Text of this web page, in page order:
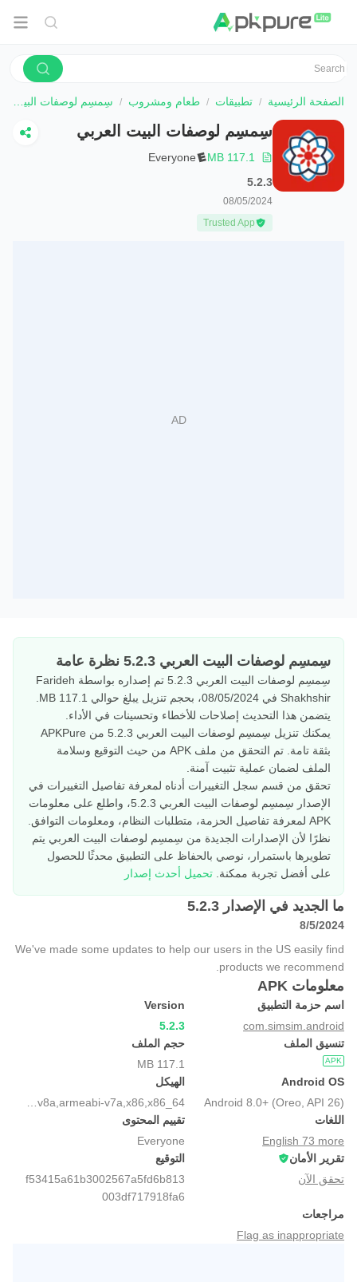
الصفحة الرئيسية تطبيقات طعام ومشروب سِمسِم لوصفات البيت العربي
سِمسِم لوصفات البيت العربي
117.1 MB
Everyone
5.2.3
08/05/2024
Trusted App
سِمسِم لوصفات البيت العربي 5.2.3 نظرة عامة
سِمسِم لوصفات البيت العربي 5.2.3 تم إصداره بواسطة Farideh
يتضمن هذا التحديث إصلاحات للأخطاء وتحسينات في الأداء.
يمكنك تنزيل سِمسِم لوصفات البيت العربي 5.2.3 من APKPure
بثقة تامة. تم التحقق من ملف APK من حيث التوقيع وسلامة
الملف لضمان عملية تثبيت آمنة.
تحقق من قسم سجل التغييرات أدناه لمعرفة تفاصيل التغييرات في
الإصدار سِمسِم لوصفات البيت العربي 5.2.3، واطلع على معلومات
APK لمعرفة تفاصيل الحزمة، متطلبات النظام، ومعلومات التوافق.
نظرًا لأن الإصدارات الجديدة من سِمسِم لوصفات البيت العربي يتم
تطويرها باستمرار، نوصي بالحفاظ على التطبيق محدثًا للحصول
على أفضل تجربة ممكنة. تحميل أحدث إصدار
ما الجديد في الإصدار 5.2.3
8/5/2024
We've made some updates to help our users in the US easily find
products we recommend.
معلومات APK
اسم حزمة التطبيق
com.simsim.android
Version
5.2.3
تنسيق الملف
APK
حجم الملف
117.1 MB
Android OS
Android 8.0+ (Oreo, API 26)
الهيكل
اللغات
English 73 more
تقييم المحتوى
Everyone
تقرير الأمان
تحقق الآن
التوقيع
f53415a61b3002567a5fd6b813
003df717918fa6
مراجعات
Flag as inappropriate